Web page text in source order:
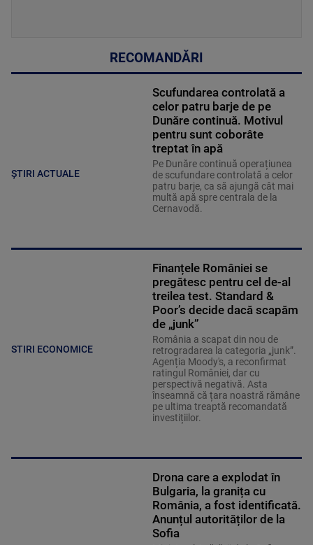
RECOMANDĂRI
ȘTIRI ACTUALE
Scufundarea controlată a
celor patru barje de pe
Dunăre continuă. Motivul
pentru sunt coborâte
treptat în apă
Pe Dunăre continuă operațiunea
de scufundare controlată a celor
patru barje, ca să ajungă cât mai
multă apă spre centrala de la
Cernavodă.
STIRI ECONOMICE
Finanțele României se
pregătesc pentru cel de-al
treilea test. Standard &
Poor’s decide dacă scapăm
de „junk”
România a scapat din nou de
retrogradarea la categoria „junk”.
Agenția Moody's, a reconfirmat
ratingul României, dar cu
perspectivă negativă. Asta
înseamnă că țara noastră rămâne
pe ultima treaptă recomandată
investițiilor.
Drona care a explodat în
Bulgaria, la granița cu
România, a fost identificată.
Anunțul autorităților de la
Sofia